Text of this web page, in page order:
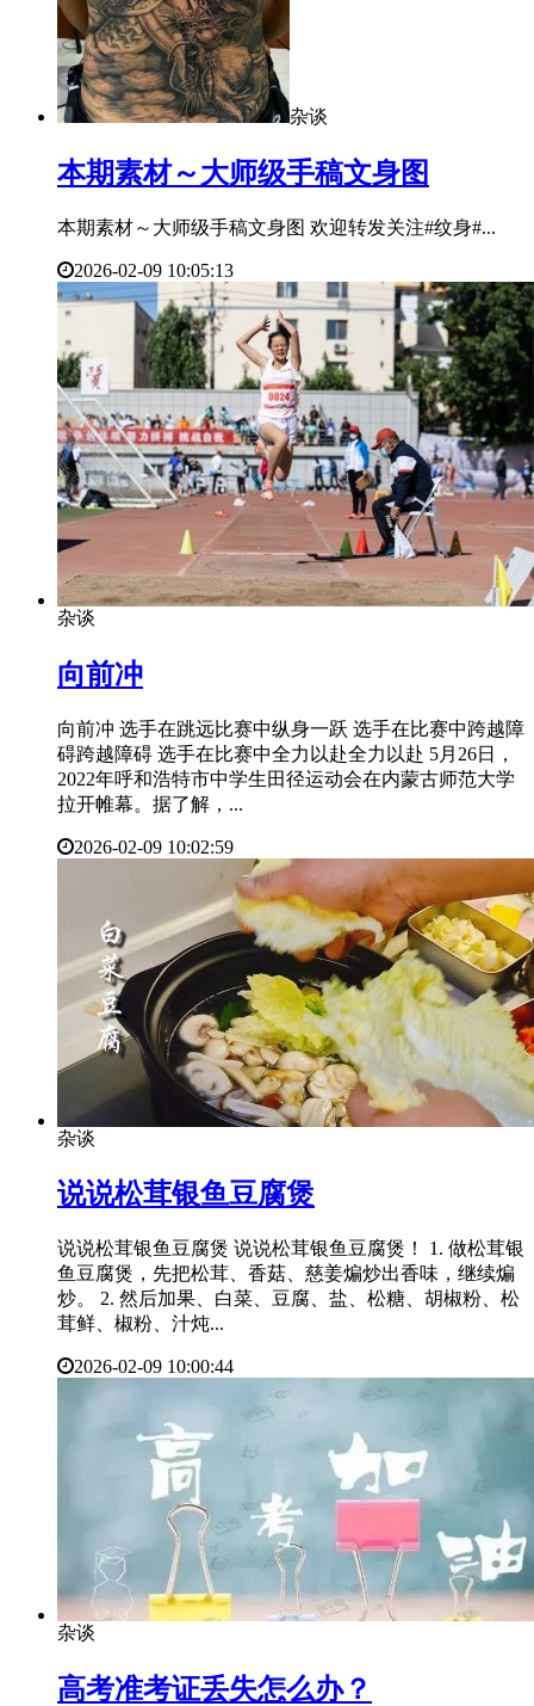
杂谈
​本期素材～大师级手稿文身图
本期素材～大师级手稿文身图 欢迎转发关注#纹身#...
2026-02-09 10:05:13
杂谈
​向前冲
向前冲 选手在跳远比赛中纵身一跃 选手在比赛中跨越障
碍跨越障碍 选手在比赛中全力以赴全力以赴 5月26日，
2022年呼和浩特市中学生田径运动会在内蒙古师范大学
拉开帷幕。据了解，...
2026-02-09 10:02:59
杂谈
​说说松茸银鱼豆腐煲
说说松茸银鱼豆腐煲 说说松茸银鱼豆腐煲！ 1. 做松茸银
鱼豆腐煲，先把松茸、香菇、慈姜煸炒出香味，继续煸
炒。 2. 然后加果、白菜、豆腐、盐、松糖、胡椒粉、松
茸鲜、椒粉、汁炖...
2026-02-09 10:00:44
杂谈
​高考准考证丢失怎么办？